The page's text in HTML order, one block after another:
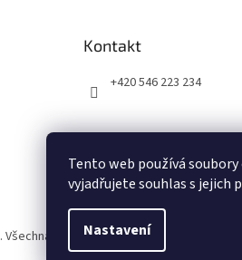
Tento web používá
vyjadřujete souhlas s jejich
Nastavení
Kontakt
+420 546 223 234
. Všechna práva vyhrazena.